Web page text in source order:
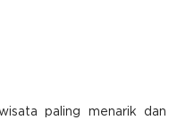
paling menarik dan